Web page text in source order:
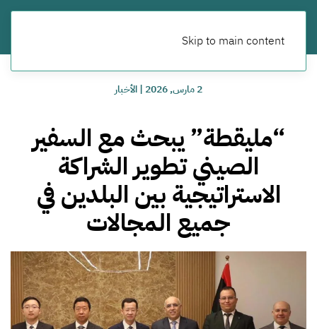
Skip to main content
2 مارس, 2026 |الأخبار
“مليقطة” يبحث مع السفير
الصيني تطوير الشراكة
الاستراتيجية بين البلدين في
جميع المجالات